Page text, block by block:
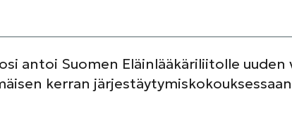
antoi Suomen Eläinlääkäriliitolle
kerran